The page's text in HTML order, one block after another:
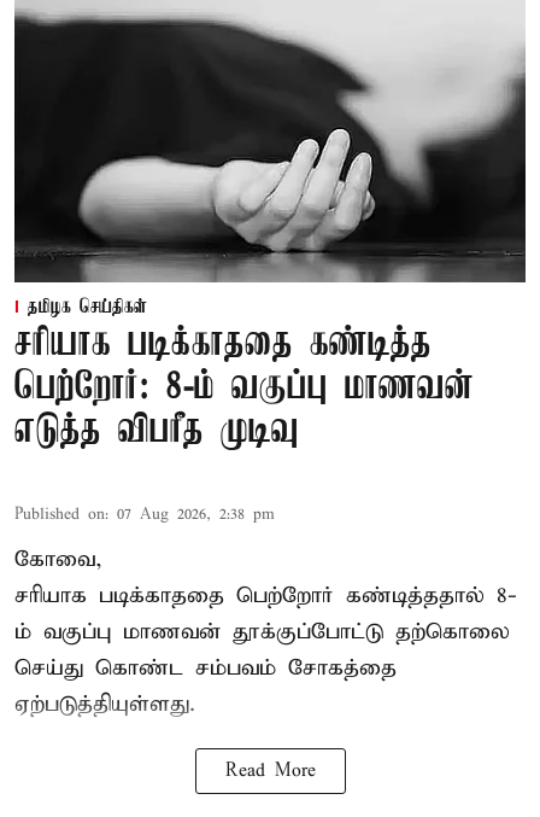
தமிழக செய்திகள்
சரியாக படிக்காததை கண்டித்த
பெற்றோர்: 8-ம் வகுப்பு மாணவன்
எடுத்த விபரீத முடிவு
Published on: 07 Aug 2026, 2:38 pm
கோவை,
சரியாக படிக்காததை பெற்றோர் கண்டித்ததால் 8-
ம் வகுப்பு மாணவன் தூக்குப்போட்டு தற்கொலை
செய்து கொண்ட சம்பவம் சோகத்தை
ஏற்படுத்தியுள்ளது.
Read More